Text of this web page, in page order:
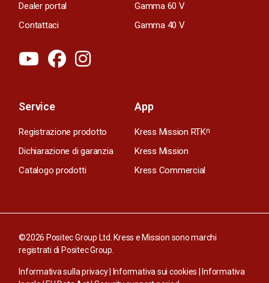
Dealer portal
Contattaci
Gamma 60 V
Gamma 40 V
Service
Registrazione prodotto
Dichiarazione di garanzia
Catalogo prodotti
App
Kress Mission RTKn
Kress Mission
Kress Commercial
©2026 Positec Group Ltd. Kress e Mission sono marchi
registrati di Positec Group.
Informativa sulla privacy Informativa sui cookies
Informativa